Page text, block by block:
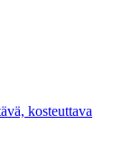
kosteuttava